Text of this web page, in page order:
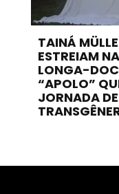
TAINÁ
ESTREIAM
LONGA-
“APOLO”
JORNADA